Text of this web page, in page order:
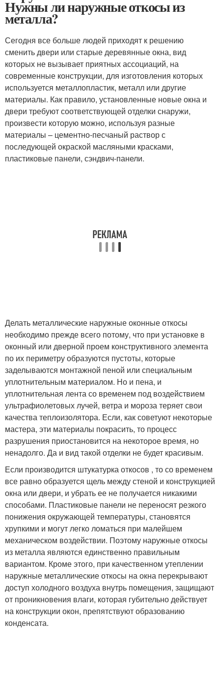
Нужны ли наружные откосы из
металла?
Сегодня все больше людей приходят к решению
сменить двери или старые деревянные окна, вид
которых не вызывает приятных ассоциаций, на
современные конструкции, для изготовления которых
используется металлопластик, металл или другие
материалы. Как правило, установленные новые окна и
двери требуют соответствующей отделки снаружи,
произвести которую можно, используя разные
материалы – цементно-песчаный раствор с
последующей окраской масляными красками,
пластиковые панели, сэндвич-панели.
Делать металлические наружные оконные откосы
необходимо прежде всего потому, что при установке в
оконный или дверной проем конструктивного элемента
по их периметру образуются пустоты, которые
заделываются монтажной пеной или специальным
уплотнительным материалом. Но и пена, и
уплотнительная лента со временем под воздействием
ультрафиолетовых лучей, ветра и мороза теряет свои
качества теплоизолятора. Если, как советуют некоторые
мастера, эти материалы покрасить, то процесс
разрушения приостановится на некоторое время, но
ненадолго. Да и вид такой отделки не будет красивым.
Если производится штукатурка откосов , то со временем
все равно образуется щель между стеной и конструкцией
окна или двери, и убрать ее не получается никакими
способами. Пластиковые панели не переносят резкого
понижения окружающей температуры, становятся
хрупкими и могут легко ломаться при малейшем
механическом воздействии. Поэтому наружные откосы
из металла являются единственно правильным
вариантом. Кроме этого, при качественном утеплении
наружные металлические откосы на окна перекрывают
доступ холодного воздуха внутрь помещения, защищают
от проникновения влаги, которая губительно действует
на конструкции окон, препятствуют образованию
конденсата.